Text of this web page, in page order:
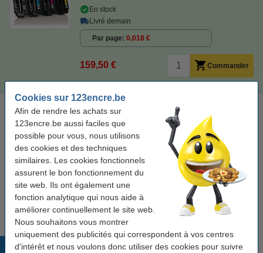
Cookies sur 123encre.be
Afin de rendre les achats sur
123encre.be aussi faciles que
possible pour vous, nous utilisons
des cookies et des techniques
similaires. Les cookies fonctionnels
assurent le bon fonctionnement du
site web. Ils ont également une
fonction analytique qui nous aide à
améliorer continuellement le site web.
Nous souhaitons vous montrer
uniquement des publicités qui correspondent à vos centres
d'intérêt et nous voulons donc utiliser des cookies pour suivre
En stock
Livré demain
Par page 0,018 €
159,50 € Commander
Chiffon de nettoyage pour imprimante laser
chiffon de toner 43 x 32 cm (Lxl) jaune
Voir les spécifications et la description
En stock
Livré demain
0,95 € Commander
Produits populaires